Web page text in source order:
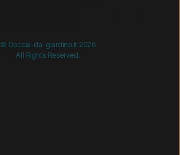
© Doccia-da-giardino.it 2026
All Rights Reserved.